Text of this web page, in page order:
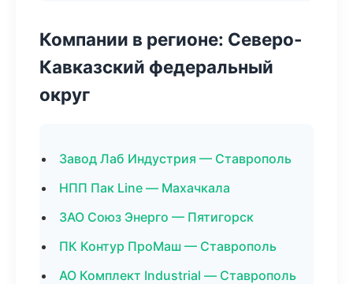
Компании в регионе: Северо-
Кавказский федеральный
округ
Завод Лаб Индустрия — Ставрополь
НПП Пак Line — Махачкала
ЗАО Союз Энерго — Пятигорск
ПК Контур ПроМаш — Ставрополь
АО Комплект Industrial — Ставрополь